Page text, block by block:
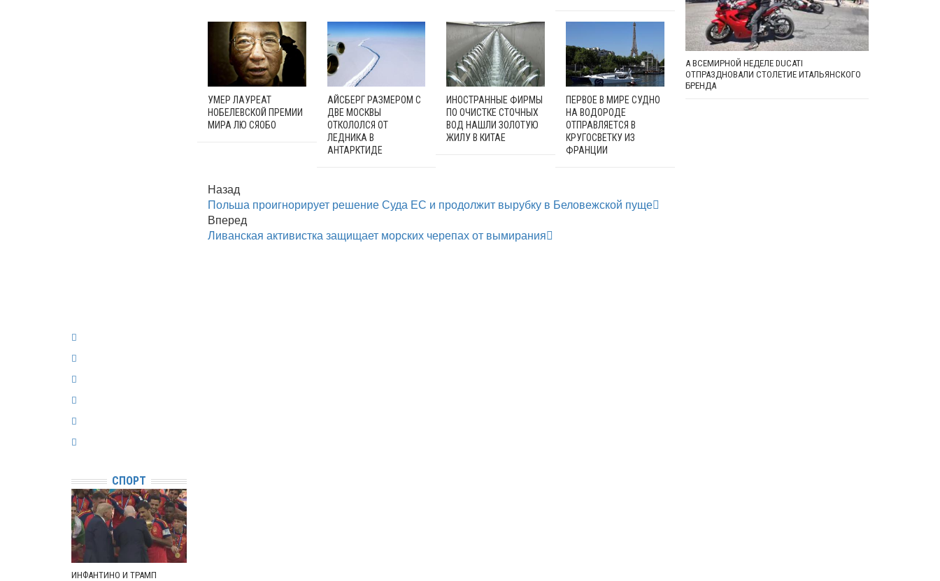
УМЕР ЛАУРЕАТ
НОБЕЛЕВСКОЙ ПРЕМИИ
МИРА ЛЮ СЯОБО
АЙСБЕРГ РАЗМЕРОМ С
ДВЕ МОСКВЫ
ОТКОЛОЛСЯ ОТ
ЛЕДНИКА В
АНТАРКТИДЕ
ИНОСТРАННЫЕ ФИРМЫ
ПО ОЧИСТКЕ СТОЧНЫХ
ВОД НАШЛИ ЗОЛОТУЮ
ЖИЛУ В КИТАЕ
ПЕРВОЕ В МИРЕ СУДНО
НА ВОДОРОДЕ
ОТПРАВЛЯЕТСЯ В
КРУГОСВЕТКУ ИЗ
ФРАНЦИИ
Назад
Польша проигнорирует решение Суда ЕС и продолжит вырубку в Беловежской пуще
Вперед
Ливанская активистка защищает морских черепах от вымирания
СПОРТ
ИНФАНТИНО И ТРАМП
А ВСЕМИРНОЙ НЕДЕЛЕ DUCATI
ОТПРАЗДНОВАЛИ СТОЛЕТИЕ ИТАЛЬЯНСКОГО
БРЕНДА